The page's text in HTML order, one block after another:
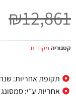
₪12,861
קטגוריה מקררים
תקופת אחריות: שנה + 4 שנים בכפוף
אחריות ע״י: